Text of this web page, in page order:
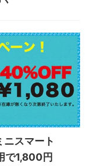
スマート
で1,800円